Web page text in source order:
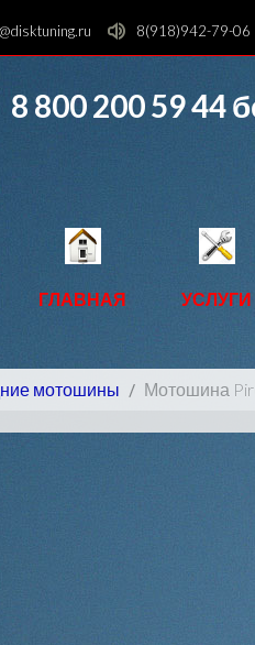
8(918)942-79-06
8 800 200 59 44
ГЛАВНАЯ УСЛУГИ
мотошины Мотошина